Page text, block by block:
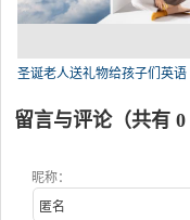
圣诞老人送礼物给孩子们英语
留言与评论（共有 0
昵称：